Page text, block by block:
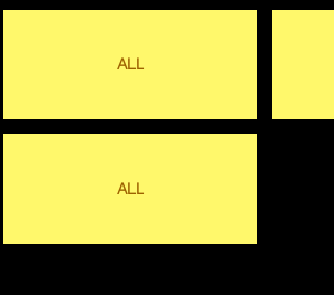
ALL
ALL